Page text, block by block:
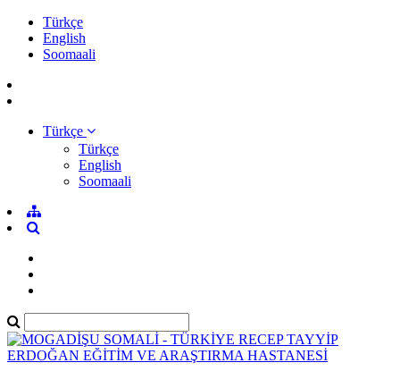
Türkçe
English
Soomaali
Türkçe
Türkçe
English
Soomaali